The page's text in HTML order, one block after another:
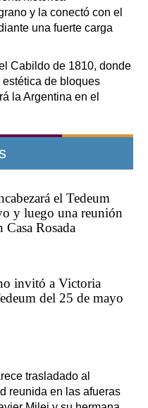
y la conectó con el
una fuerte carga
Cabildo de 1810, donde
de bloques
la Argentina en el
el Tedeum
y luego una reunión
Casa Rosada
invitó a Victoria
del 25 de mayo
trasladado al
reunida en las afueras